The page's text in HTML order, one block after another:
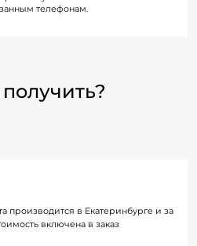
телефонам.
производится в Екатеринбурге и за
включена в заказ